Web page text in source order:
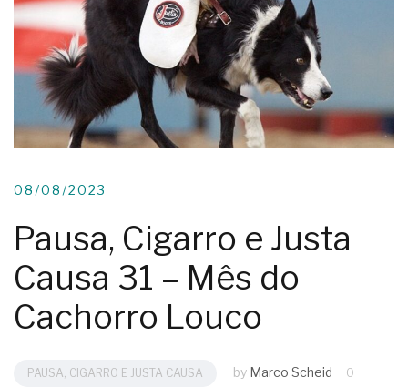
08/08/2023
Pausa, Cigarro e Justa
Causa 31 – Mês do
Cachorro Louco
PAUSA, CIGARRO E JUSTA CAUSA by Marco Scheid
0